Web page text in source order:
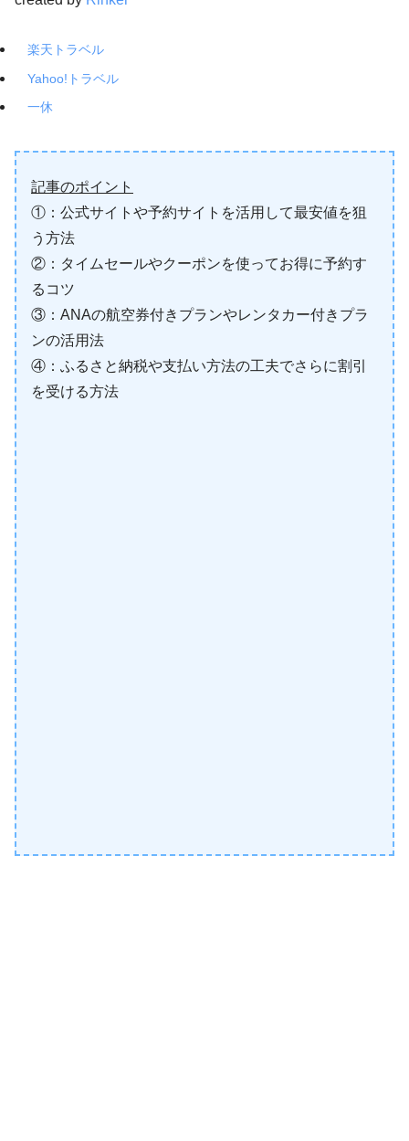
楽天トラベル
Yahoo!トラベル
一休
記事のポイント
①：公式サイトや予約サイトを活用して最安値を狙
う方法
②：タイムセールやクーポンを使ってお得に予約す
るコツ
③：ANAの航空券付きプランやレンタカー付きプラ
ンの活用法
④：ふるさと納税や支払い方法の工夫でさらに割引
を受ける方法